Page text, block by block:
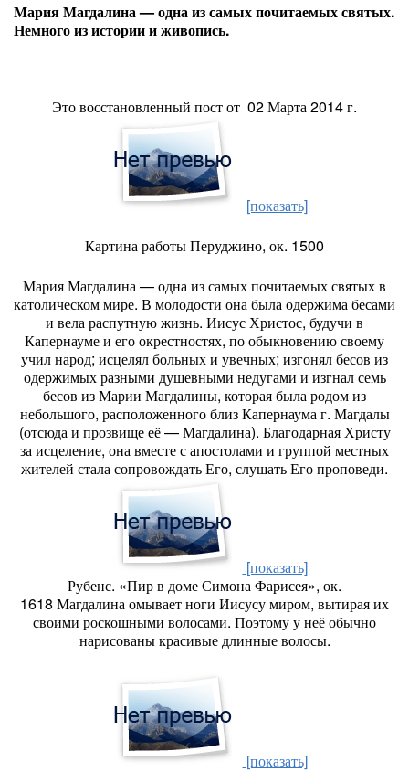
Мария Магдалина — одна из самых почитаемых святых.
Немного из истории и живопись.
Это восстановленный пост от 02 Марта 2014 г.
[показать]
Картина работы Перуджино, ок. 1500
Мария Магдалина — одна из самых почитаемых святых в
католическом мире. В молодости она была одержима бесами
и вела распутную жизнь. Иисус Христос, будучи в
Капернауме и его окрестностях, по обыкновению своему
учил народ; исцелял больных и увечных; изгонял бесов из
одержимых разными душевными недугами и изгнал семь
бесов из Марии Магдалины, которая была родом из
небольшого, расположенного близ Капернаума г. Магдалы
(отсюда и прозвище её — Магдалина). Благодарная Христу
за исцеление, она вместе с апостолами и группой местных
жителей стала сопровождать Его, слушать Его проповеди.
[показать]
Рубенс. «Пир в доме Симона Фарисея», ок.
1618 Магдалина омывает ноги Иисусу миром, вытирая их
своими роскошными волосами. Поэтому у неё обычно
нарисованы красивые длинные волосы.
[показать]